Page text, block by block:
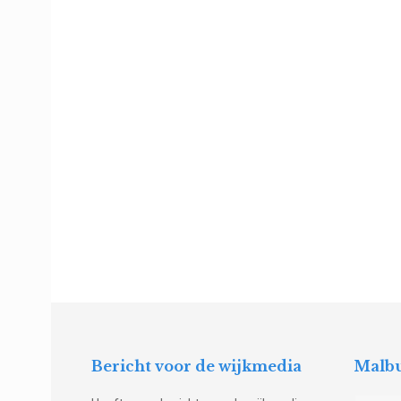
Bericht voor de wijkmedia